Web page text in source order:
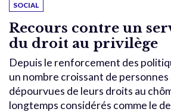
SOCIAL
Recours contre un
du droit au privilège
Depuis le renforcement des
un nombre croissant de
dépourvues de leurs droits au
longtemps considérés comme le